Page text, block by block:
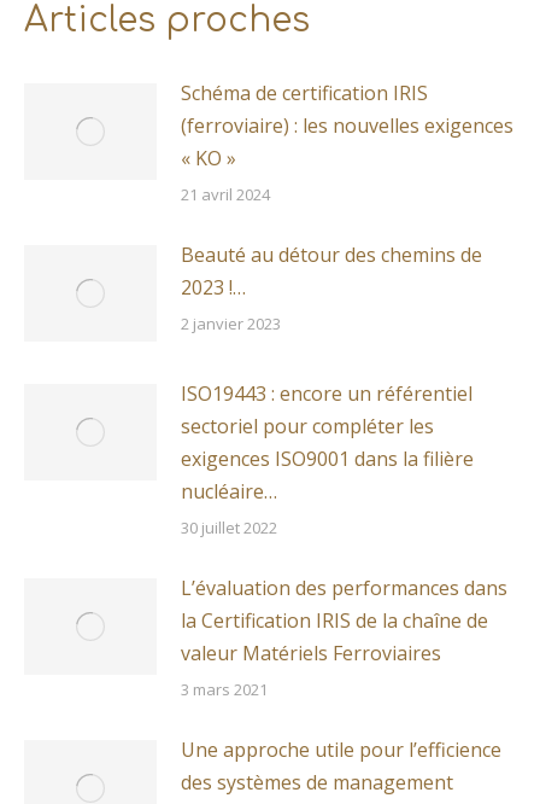
Articles proches
Schéma de certification IRIS
(ferroviaire) : les nouvelles exigences
« KO »
21 avril 2024
Beauté au détour des chemins de
2023 !…
2 janvier 2023
ISO19443 : encore un référentiel
sectoriel pour compléter les
exigences ISO9001 dans la filière
nucléaire…
30 juillet 2022
L’évaluation des performances dans
la Certification IRIS de la chaîne de
valeur Matériels Ferroviaires
3 mars 2021
Une approche utile pour l’efficience
des systèmes de management